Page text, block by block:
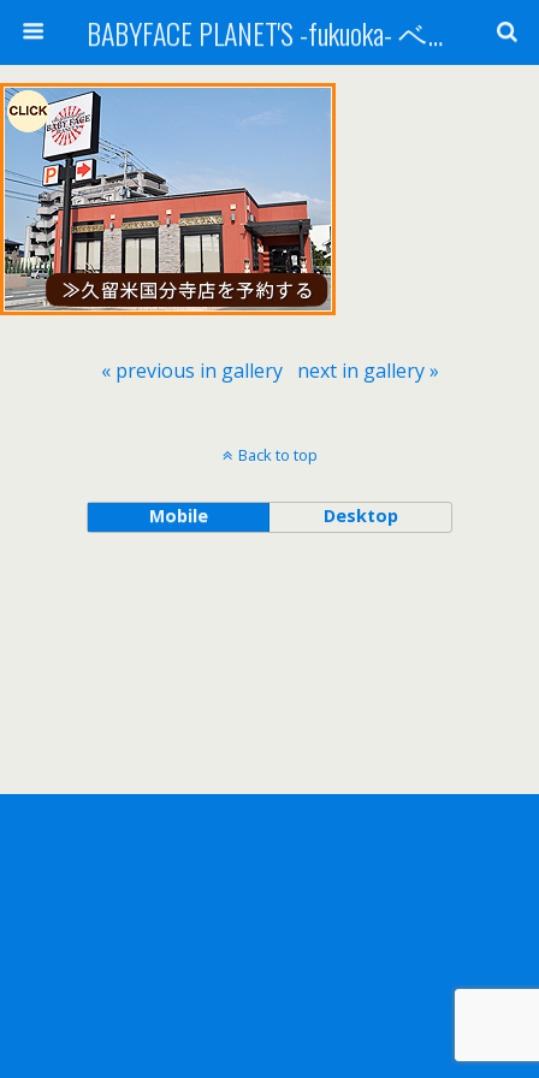
BABYFACE PLANET'S -fukuoka- ベビーフェイスプラネッツ 福岡(ベビフェ福岡)
« previous in gallery next in gallery »
Back to top
Mobile Desktop